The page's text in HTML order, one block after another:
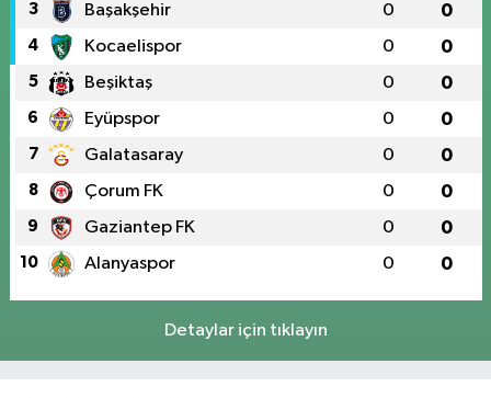
3 Başakşehir 0 0
4 Kocaelispor 0 0
5 Beşiktaş 0 0
6 Eyüpspor 0 0
7 Galatasaray 0 0
8 Çorum FK 0 0
9 Gaziantep FK 0 0
10 Alanyaspor 0 0
Detaylar için tıklayın